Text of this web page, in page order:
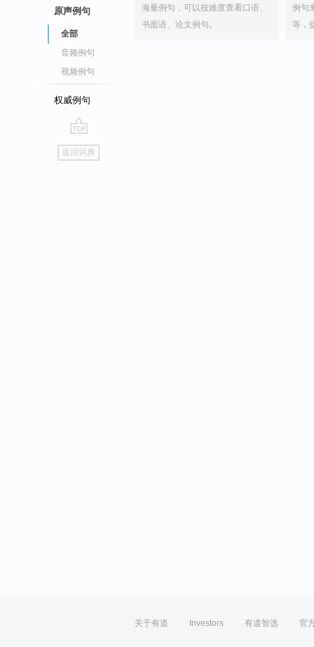
原声例句
全部
音频例句
视频例句
权威例句
go
top
返回词典
海量例句，可以按难度查看口语、
书面语、论文例句。
例句
等，
关于有道 Investors 有道智选 官